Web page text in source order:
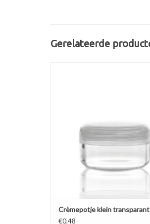
Gerelateerde
Crèmepotje klein transparant
€0,48